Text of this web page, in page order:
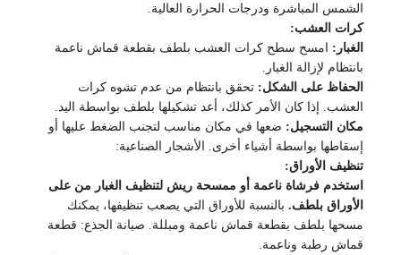
الشمس المباشرة ودرجات الحرارة العالية.
كرات العشب:
الغبار:
امسح سطح كرات العشب بلطف بقطعة قماش ناعمة
بانتظام لإزالة الغبار.
الحفاظ على الشكل: تحقق بانتظام من عدم تشوه كرات
العشب. إذا كان الأمر كذلك، أعد تشكيلها بلطف بواسطة اليد.
مكان التسجيل: ضعها في مكان مناسب لتجنب الضغط عليها أو
إسقاطها بواسطة أشياء أخرى.
الأشجار الصناعية:
تنظيف الأوراق:
استخدم فرشاة ناعمة أو ممسحة ريش لتنظيف الغبار من على
الأوراق بلطف. بالنسبة للأوراق التي يصعب تنظيفها، يمكنك
مسحها بلطف بقطعة قماش ناعمة ومبللة. صيانة الجذع: قطعة
قماش رطبة وناعمة.